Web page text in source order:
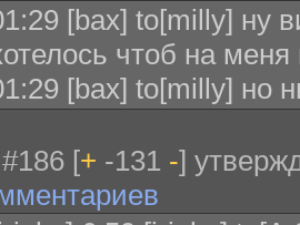
[bax] to[milly] ну
чтоб на
[bax] to[milly] но
[+ -131 -]